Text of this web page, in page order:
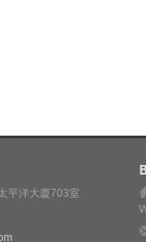
平洋大廈703室